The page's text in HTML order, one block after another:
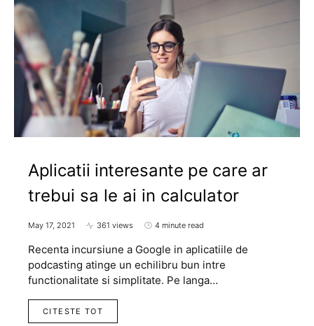
Aplicatii interesante pe care ar
trebui sa le ai in calculator
May 17, 2021 361 views 4 minute read
Recenta incursiune a Google in aplicatiile de
podcasting atinge un echilibru bun intre
functionalitate si simplitate. Pe langa…
CITESTE TOT